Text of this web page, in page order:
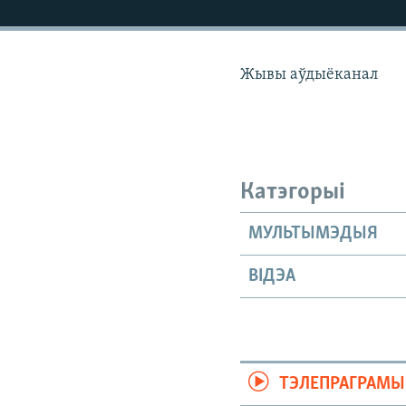
КАЛЯНДАР
НА ХВАЛЯХ СВАБОДЫ
Жывы аўдыёканал
Катэгорыі
МУЛЬТЫМЭДЫЯ
ВІДЭА
ТЭЛЕПРАГРАМЫ